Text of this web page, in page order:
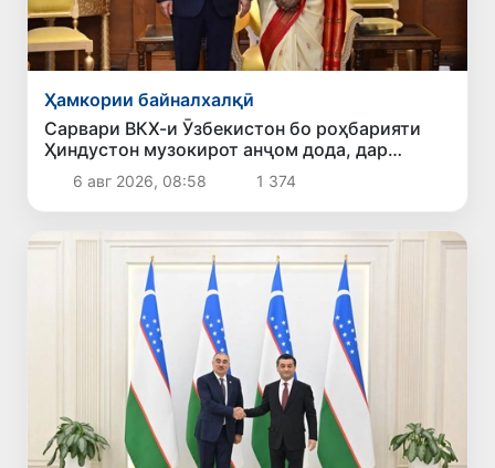
Ҳамкории байналхалқӣ
Сарвари ВКХ-и Ӯзбекистон бо роҳбарияти
Ҳиндустон музокирот анҷом дода, дар
Форуми соҳибкории Ӯзбекистону Ҳиндустон
иштирок кард
6 авг 2026, 08:58 1 374